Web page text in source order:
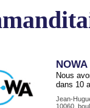
NOWA
Nous
dans 10
Jean-
10060,